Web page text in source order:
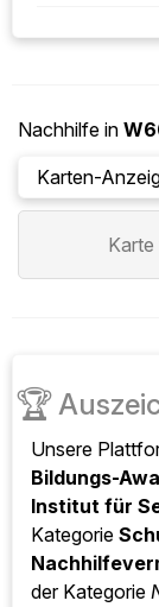
Nachhilfe in
Karten-
🏆
Unsere
Bildungs-
Institut für
Kategorie
der Kategorie